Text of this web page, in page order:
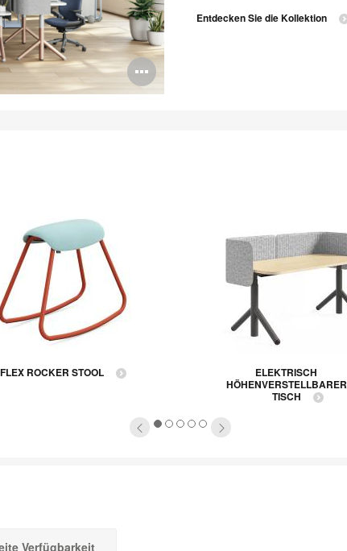
Bildbeschreibung
öffnen
Entdecken Sie die Kollektion
FLEX ROCKER STOOL
ELEKTRISCH
HÖHENVERSTELLBARER
TISCH
12345
Verfügbarkeit